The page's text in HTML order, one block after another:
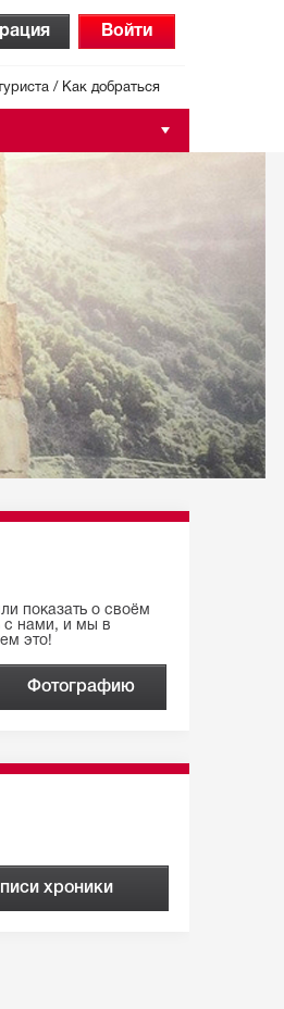
Войти
/ Как добраться
показать о своём
с нами, и мы в
это!
Фотографию
хроники